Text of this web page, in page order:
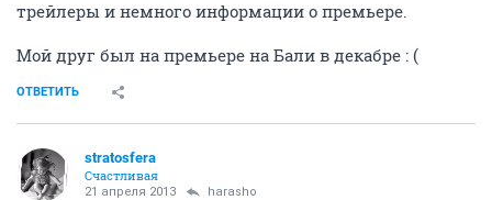
трейлеры и немного информации о премьере.
Мой друг был на премьере на Бали в декабре : (
ОТВЕТИТЬ
stratosfera
Счастливая
21 апреля 2013 harasho